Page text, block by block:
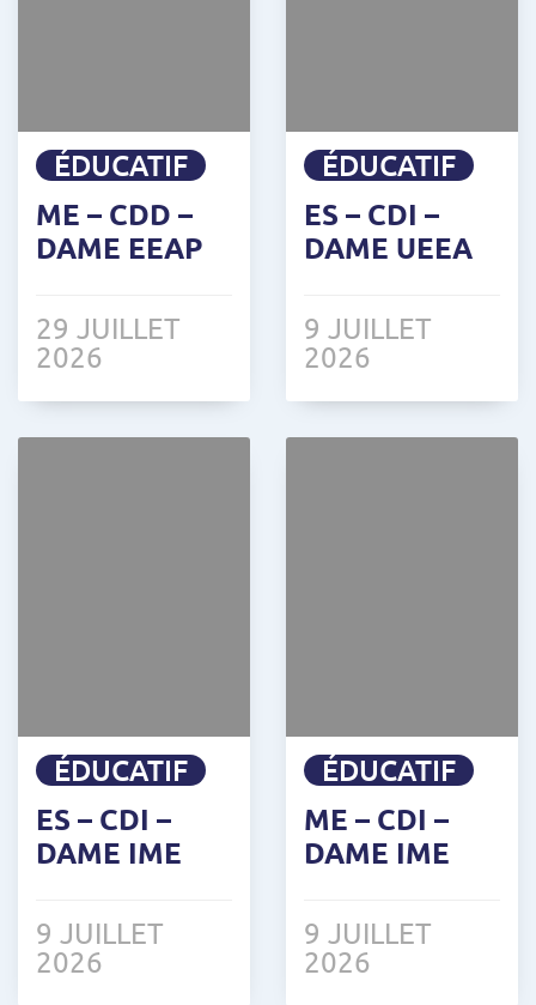
ÉDUCATIF
ME – CDD –
DAME EEAP
29 JUILLET
2026
ÉDUCATIF
ES – CDI –
DAME UEEA
9 JUILLET
2026
ÉDUCATIF
ES – CDI –
DAME IME
9 JUILLET
2026
ÉDUCATIF
ME – CDI –
DAME IME
9 JUILLET
2026